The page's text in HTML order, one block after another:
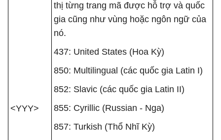
<YYY>
thị từng trang mã được hỗ trợ và quốc
gia cũng như vùng hoặc ngôn ngữ của
nó.
437: United States (Hoa Kỳ)
850: Multilingual (các quốc gia Latin I)
852: Slavic (các quốc gia Latin II)
855: Cyrillic (Russian - Nga)
857: Turkish (Thổ Nhĩ Kỳ)